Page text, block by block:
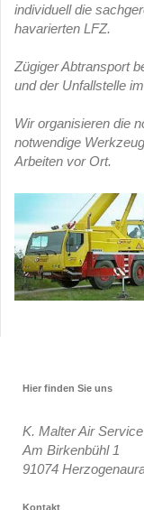
individuell die
havarierten LFZ.
Zügiger Abtransport
und der Unfallstelle
Wir organisieren die
notwendige
Arbeiten vor Ort.
Hier finden Sie uns
K. Malter Air
Am Birkenbühl 1
91074
Kontakt